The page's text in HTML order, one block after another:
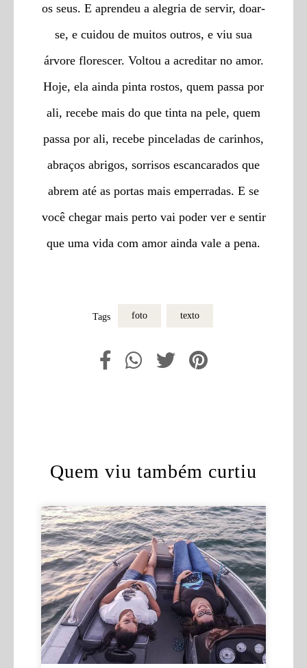
os seus. E aprendeu a alegria de servir, doar-
se, e cuidou de muitos outros, e viu sua
árvore florescer. Voltou a acreditar no amor.
Hoje, ela ainda pinta rostos, quem passa por
ali, recebe mais do que tinta na pele, quem
passa por ali, recebe pinceladas de carinhos,
abraços abrigos, sorrisos escancarados que
abrem até as portas mais emperradas. E se
você chegar mais perto vai poder ver e sentir
que uma vida com amor ainda vale a pena.
Tags foto texto
Quem viu também curtiu